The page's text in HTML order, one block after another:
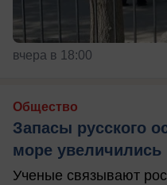
вчера в 18:00
Общество
Запасы русского
море увеличились
Ученые связывают